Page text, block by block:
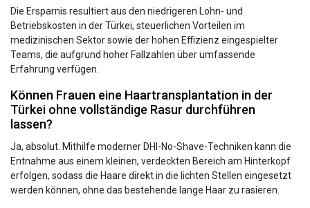
Die Ersparnis resultiert aus den niedrigeren Lohn- und
Betriebskosten in der Türkei, steuerlichen Vorteilen im
medizinischen Sektor sowie der hohen Effizienz eingespielter
Teams, die aufgrund hoher Fallzahlen über umfassende
Erfahrung verfügen.
Können Frauen eine Haartransplantation in der
Türkei ohne vollständige Rasur durchführen
lassen?
Ja, absolut. Mithilfe moderner DHI-No-Shave-Techniken kann die
Entnahme aus einem kleinen, verdeckten Bereich am Hinterkopf
erfolgen, sodass die Haare direkt in die lichten Stellen eingesetzt
werden können, ohne das bestehende lange Haar zu rasieren.